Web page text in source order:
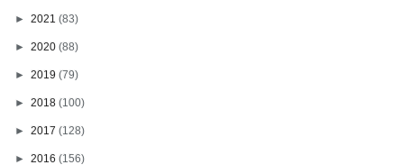
► 2021 (83)
► 2020 (88)
► 2019 (79)
► 2018 (100)
► 2017 (128)
► 2016 (156)